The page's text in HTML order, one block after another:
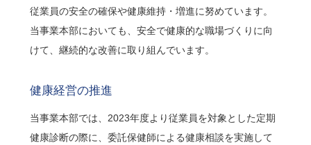
従業員の安全の確保や健康維持・増進に努めています。
当事業本部においても、安全で健康的な職場づくりに向
けて、継続的な改善に取り組んでいます。
健康経営の推進
当事業本部では、2023年度より従業員を対象とした定期
健康診断の際に、委託保健師による健康相談を実施して